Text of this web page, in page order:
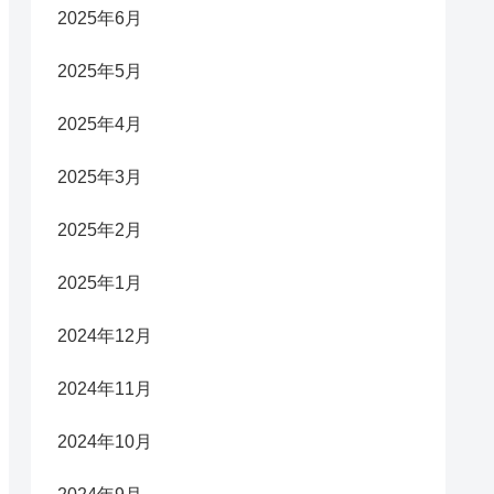
2025年6月
2025年5月
2025年4月
2025年3月
2025年2月
2025年1月
2024年12月
2024年11月
2024年10月